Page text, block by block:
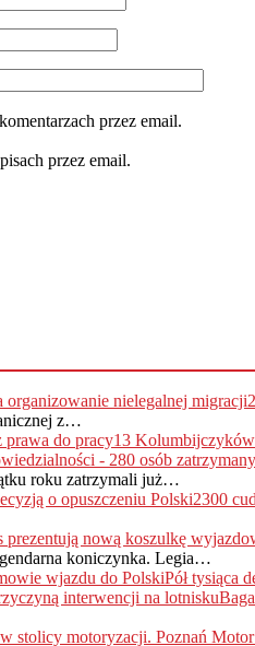
przez email.
przez email.
z…
13
roku zatrzymali już…
2300
koniczynka. Legia…
Pół tysiąca